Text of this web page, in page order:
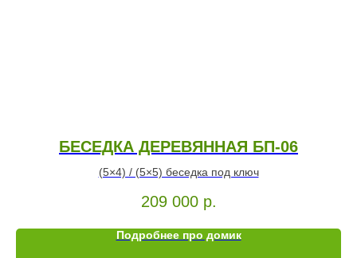
БЕСЕДКА ДЕРЕВЯННАЯ БП-06
(5×4) / (5×5) беседка под ключ
209 000 р.
Подробнее про домик